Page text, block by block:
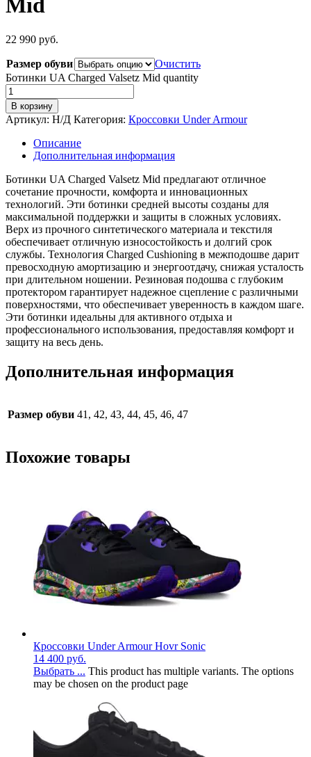
Mid
22 990 руб.
Размер обуви
Очистить
Ботинки UA Charged Valsetz Mid quantity
В корзину
Артикул: Н/Д Категория: Кроссовки Under Armour
Описание
Дополнительная информация
Ботинки UA Charged Valsetz Mid предлагают отличное
сочетание прочности, комфорта и инновационных
технологий. Эти ботинки средней высоты созданы для
максимальной поддержки и защиты в сложных условиях.
Верх из прочного синтетического материала и текстиля
обеспечивает отличную износостойкость и долгий срок
службы. Технология Charged Cushioning в межподошве дарит
превосходную амортизацию и энергоотдачу, снижая усталость
при длительном ношении. Резиновая подошва с глубоким
протектором гарантирует надежное сцепление с различными
поверхностями, что обеспечивает уверенность в каждом шаге.
Эти ботинки идеальны для активного отдыха и
профессионального использования, предоставляя комфорт и
защиту на весь день.
Дополнительная информация
Размер обуви 41, 42, 43, 44, 45, 46, 47
Похожие товары
Кроссовки Under Armour Hovr Sonic
14 400 руб.
Выбрать ... This product has multiple variants. The options
may be chosen on the product page